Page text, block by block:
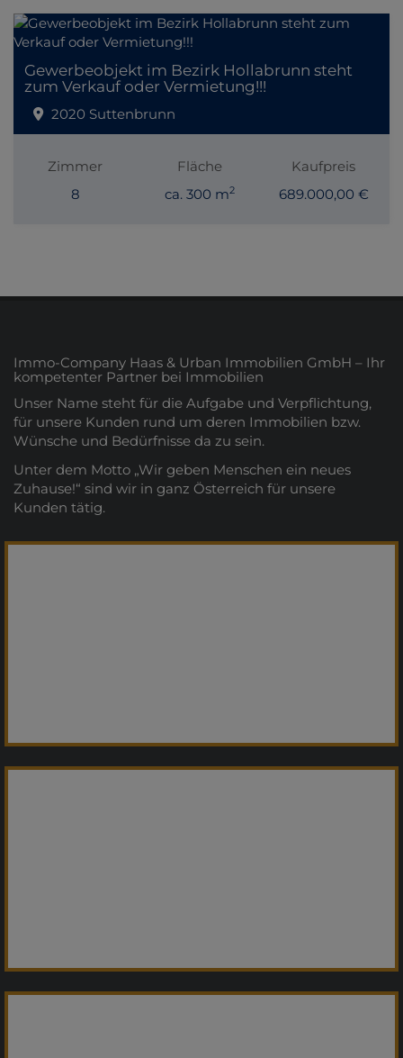
Gewerbeobjekt im Bezirk Hollabrunn steht
zum Verkauf oder Vermietung!!!
2020 Suttenbrunn
Zimmer
8
Fläche
ca. 300 m2
Kaufpreis
689.000,00 €
Immo-Company Haas & Urban Immobilien GmbH – Ihr
kompetenter Partner bei Immobilien
Unser Name steht für die Aufgabe und Verpflichtung,
für unsere Kunden rund um deren Immobilien bzw.
Wünsche und Bedürfnisse da zu sein.
Unter dem Motto „Wir geben Menschen ein neues
Zuhause!“ sind wir in ganz Österreich für unsere
Kunden tätig.